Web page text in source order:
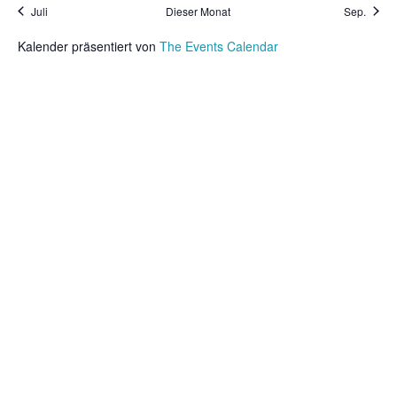
Juli Dieser Monat Sep.
Kalender präsentiert von The Events Calendar